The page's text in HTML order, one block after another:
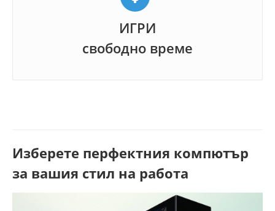
ИГРИ
свободно време
Изберете перфектния компютър
за вашия стил на работа